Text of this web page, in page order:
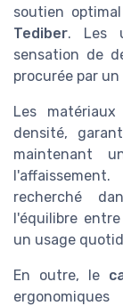
soutien
Tediber. Les
sensation de
procurée par un
Les
densité,
maintenant
recherché
l'équilibre
un usage
En outre, le